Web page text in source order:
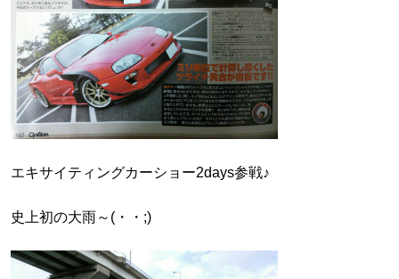
エキサイティングカーショー2days参戦♪
史上初の大雨～(・・;)